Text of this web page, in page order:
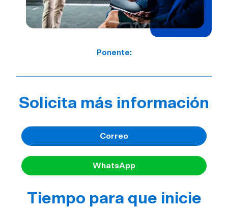
Ponente:
Solicita más información
Correo
WhatsApp
Tiempo para que inicie